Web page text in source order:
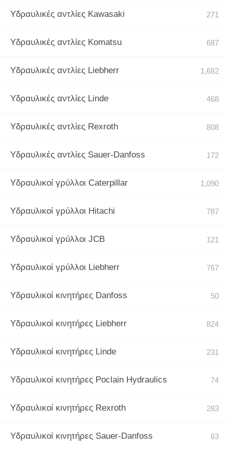
Υδραυλικές αντλίες Kawasaki
Υδραυλικές αντλίες Komatsu
Υδραυλικές αντλίες Liebherr
Υδραυλικές αντλίες Linde
Υδραυλικές αντλίες Rexroth
Υδραυλικές αντλίες Sauer-Danfoss
Υδραυλικοί γρύλλοι Caterpillar
Υδραυλικοί γρύλλοι Hitachi
Υδραυλικοί γρύλλοι JCB
Υδραυλικοί γρύλλοι Liebherr
Υδραυλικοί κινητήρες Danfoss
Υδραυλικοί κινητήρες Liebherr
Υδραυλικοί κινητήρες Linde
Υδραυλικοί κινητήρες Poclain Hydraulics
Υδραυλικοί κινητήρες Rexroth
Υδραυλικοί κινητήρες Sauer-Danfoss